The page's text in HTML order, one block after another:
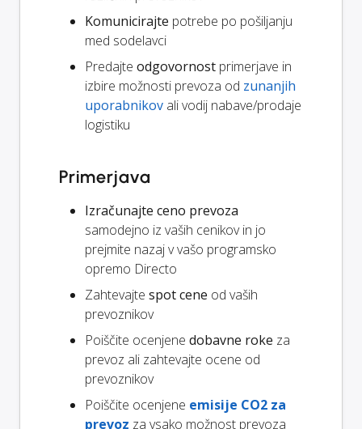
Komunicirajte potrebe po pošiljanju
med sodelavci
Predajte odgovornost primerjave in
izbire možnosti prevoza od zunanjih
uporabnikov ali vodij nabave/prodaje
logistiku
Primerjava
Izračunajte ceno prevoza
samodejno iz vaših cenikov in jo
prejmite nazaj v vašo programsko
opremo Directo
Zahtevajte spot cene od vaših
prevoznikov
Poiščite ocenjene dobavne roke za
prevoz ali zahtevajte ocene od
prevoznikov
Poiščite ocenjene emisije CO2 za
prevoz za vsako možnost prevoza